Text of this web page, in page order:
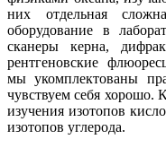
них отдельная
оборудование в
сканеры керна,
рентгеновские
мы укомплектованы
чувствуем себя хорошо.
изучения изотопов
изотопов углерода.